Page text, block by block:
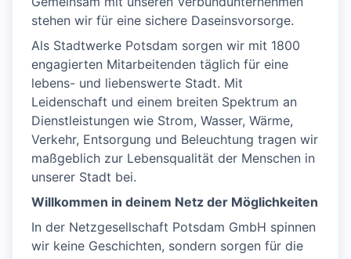
stehen wir für eine sichere Daseinsvorsorge.
Als Stadtwerke Potsdam sorgen wir mit 1800
engagierten Mitarbeitenden täglich für eine
lebens- und liebenswerte Stadt. Mit
Leidenschaft und einem breiten Spektrum an
Dienstleistungen wie Strom, Wasser, Wärme,
Verkehr, Entsorgung und Beleuchtung tragen wir
maßgeblich zur Lebensqualität der Menschen in
unserer Stadt bei.
Willkommen in deinem Netz der Möglichkeiten
In der Netzgesellschaft Potsdam GmbH spinnen
wir keine Geschichten, sondern sorgen für die